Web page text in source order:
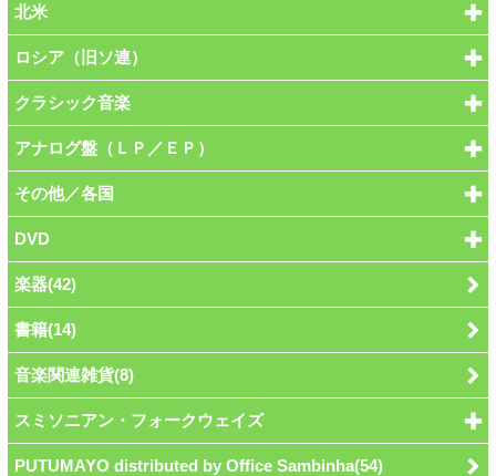
北米
ロシア（旧ソ連）
クラシック音楽
アナログ盤（ＬＰ／ＥＰ）
その他／各国
DVD
楽器(42)
書籍(14)
音楽関連雑貨(8)
スミソニアン・フォークウェイズ
PUTUMAYO distributed by Office Sambinha(54)